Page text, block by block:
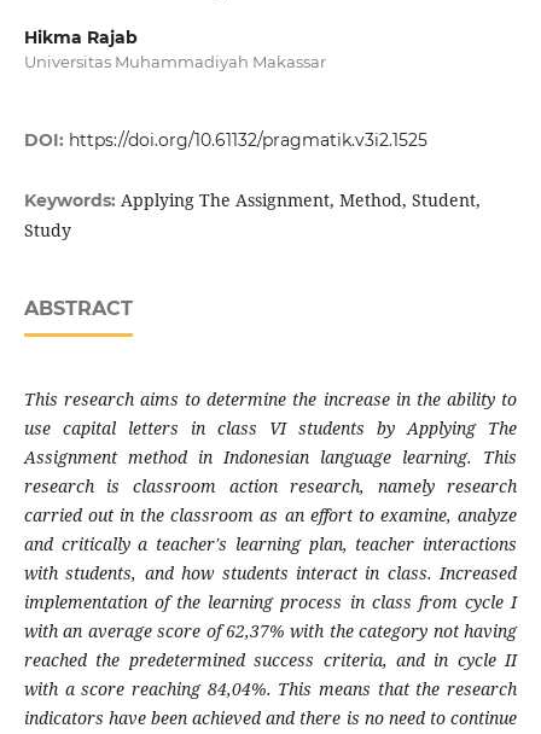
Hikma Rajab
Universitas Muhammadiyah Makassar
DOI: https://doi.org/10.61132/pragmatik.v3i2.1525
Keywords: Applying The Assignment, Method, Student,
Study
ABSTRACT
This research aims to determine the increase in the ability to
use capital letters in class VI students by Applying The
Assignment method in Indonesian language learning. This
research is classroom action research, namely research
carried out in the classroom as an effort to examine, analyze
and critically a teacher's learning plan, teacher interactions
with students, and how students interact in class. Increased
implementation of the learning process in class from cycle I
with an average score of 62,37% with the category not having
reached the predetermined success criteria, and in cycle II
with a score reaching 84,04%. This means that the research
indicators have been achieved and there is no need to continue